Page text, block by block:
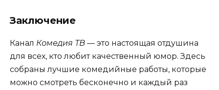
Заключение
Канал Комедия ТВ — это настоящая отдушина
для всех, кто любит качественный юмор. Здесь
собраны лучшие комедийные работы, которые
можно смотреть бесконечно и каждый раз